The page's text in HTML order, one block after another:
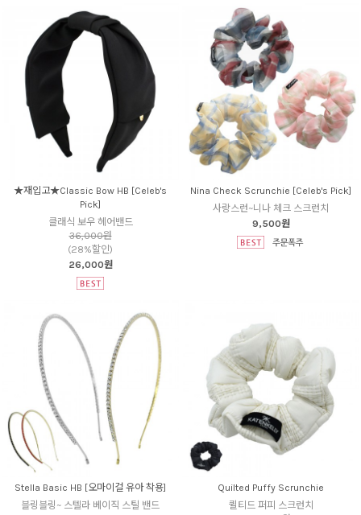
★재입고★Classic Bow HB [Celeb's
Pick]
클래식 보우 헤어밴드
36,000원
(28%할인)
26,000원
Nina Check Scrunchie [Celeb's Pick]
사랑스런~니나 체크 스크런치
9,500원
Stella Basic HB [오마이걸 유아 착용]
블링블링~ 스텔라 베이직 스틸 밴드
Quilted Puffy Scrunchie
퀼티드 퍼피 스크런치